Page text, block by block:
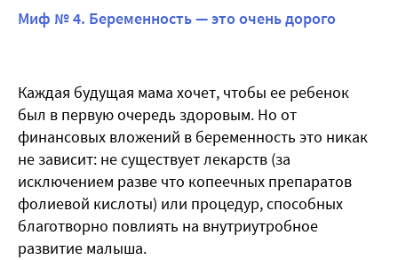
Миф № 4. Беременность — это очень дорого
Каждая будущая мама хочет, чтобы ее ребенок
был в первую очередь здоровым. Но от
финансовых вложений в беременность это никак
не зависит: не существует лекарств (за
исключением разве что копеечных препаратов
фолиевой кислоты) или процедур, способных
благотворно повлиять на внутриутробное
развитие малыша.